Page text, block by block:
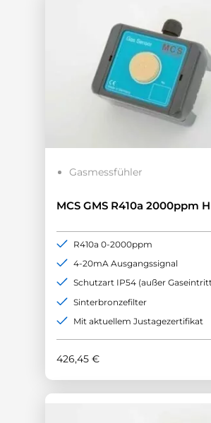
Gasmessfühler
MCS GMS R410a 2000ppm
426,45 €
R410a 0-2000ppm
4-20mA Ausgangssignal
Schutzart IP54 (außer
Sinterbronzefilter
Mit aktuellem Justagezertifikat